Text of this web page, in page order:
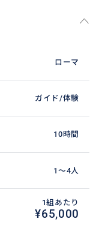
ローマ
ガイド/体験
10時間
1〜4人
1組あたり
¥65,000